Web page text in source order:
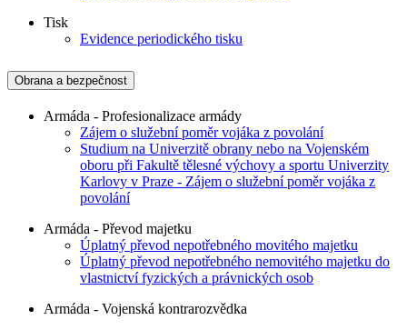
Tisk
Evidence periodického tisku
Obrana a bezpečnost
Armáda - Profesionalizace armády
Zájem o služební poměr vojáka z povolání
Studium na Univerzitě obrany nebo na Vojenském
oboru při Fakultě tělesné výchovy a sportu Univerzity
Karlovy v Praze - Zájem o služební poměr vojáka z
povolání
Armáda - Převod majetku
Úplatný převod nepotřebného movitého majetku
Úplatný převod nepotřebného nemovitého majetku do
vlastnictví fyzických a právnických osob
Armáda - Vojenská kontrarozvědka